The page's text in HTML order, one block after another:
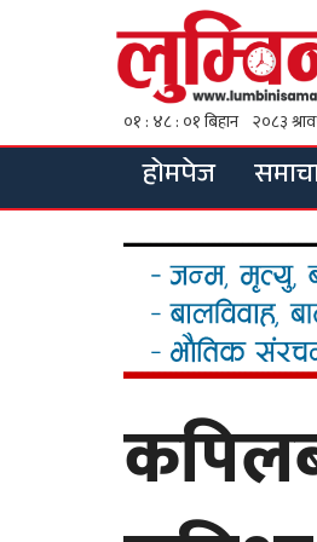
होमपेज